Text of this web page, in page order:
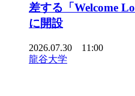
差する「Welcome
に開設
2026.07.30 11:00
龍谷大学